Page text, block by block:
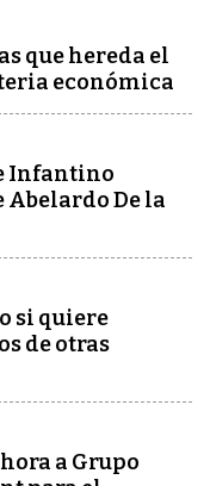
que hereda el
económica
Infantino
Abelardo De la
si quiere
de otras
a Grupo